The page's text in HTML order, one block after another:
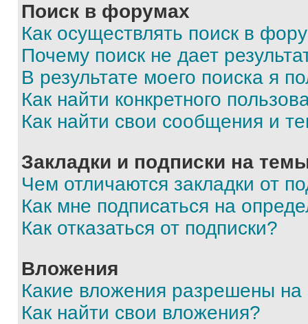
Поиск в форумах
Как осуществлять поиск в
Почему поиск не дает
В результате моего поиска я
Как найти конкретного
Как найти свои сообщения и
Закладки и подписки на
Чем отличаются закладки от
Как мне подписаться на
Как отказаться от подписки?
Вложения
Какие вложения разрешены
Как найти свои вложения?